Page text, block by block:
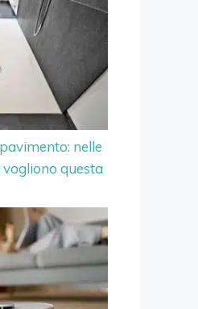
nelle
questa